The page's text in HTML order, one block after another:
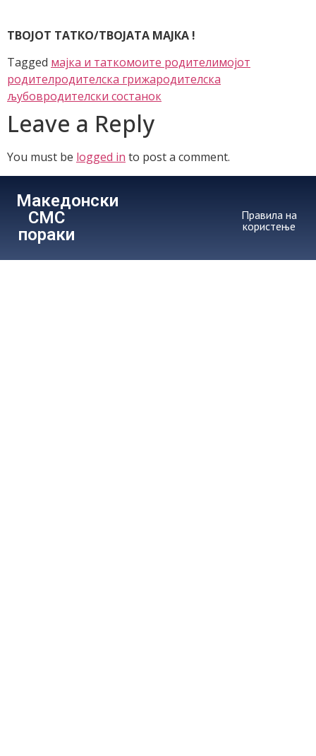
ТВОЈОТ ТАТКО/ТВОЈАТА МАЈКА !
Tagged мајка и таткомоите родителимојот
родителродителска грижародителска
љубовродителски состанок
Leave a Reply
You must be logged in to post a comment.
Македонски
СМС
пораки
Правила на
користење